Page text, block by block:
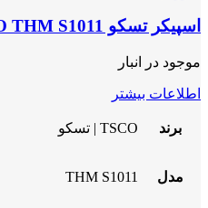
اسپیکر تسکو SPEAKER TSCO THM S1011
موجود در انبار
اطلاعات بیشتر
برند TSCO | تسکو
مدل THM S1011